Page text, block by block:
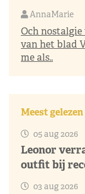
AnnaMarie
Och
van het blad
me als..
Meest gelezen
05 aug 2026
Leonor
outfit bij
03 aug 2026